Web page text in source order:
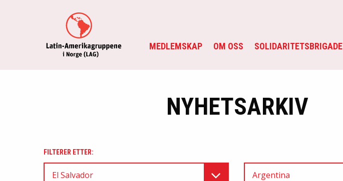
MEDLEMSKAP OM OSS SOLIDARITETSBRIGADE
NYHETSARKIV
FILTERER ETTER:
El Salvador Argentina